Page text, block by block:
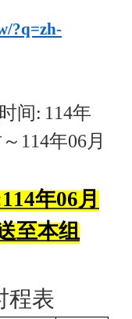
?q=zh-
间: 114年
114年06月
114年06月
至本组
程表